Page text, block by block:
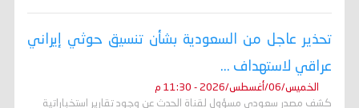
تحذير عاجل من السعودية بشأن تنسيق حوثي إيراني
عراقي لاستهداف ...
الخميس/06/أغسطس/2026 - 11:30 م
كشف مصدر سعودي مسؤول لقناة الحدث عن وجود تقارير استخباراتية